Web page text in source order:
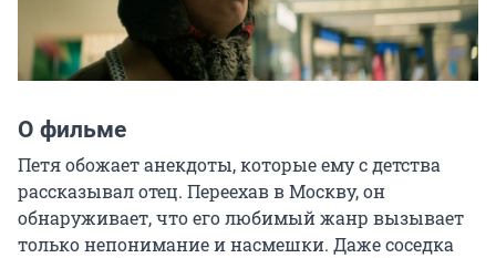
О фильме
Петя обожает анекдоты, которые ему с детства
рассказывал отец. Переехав в Москву, он
обнаруживает, что его любимый жанр вызывает
только непонимание и насмешки. Даже соседка